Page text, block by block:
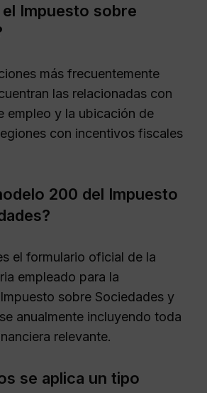
Impuesto sobre
más frecuentemente
las relacionadas con
empleo y la ubicación de
con incentivos fiscales
200 del Impuesto
el formulario oficial de la
empleado para la
sobre Sociedades y
anualmente incluyendo toda
relevante.
se aplica un tipo